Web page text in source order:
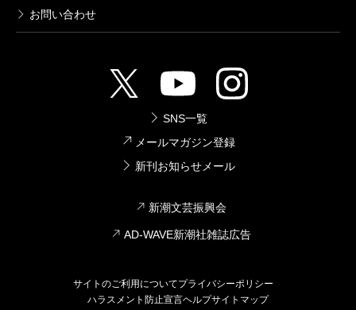
お問い合わせ
SNS一覧
メールマガジン登録
新刊お知らせメール
新潮文芸振興会
AD-WAVE新潮社雑誌広告
サイトのご利用についてプライバシーポリシー
ハラスメント防止宣言ヘルプサイトマップ